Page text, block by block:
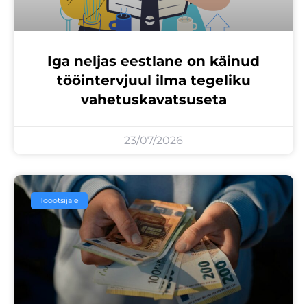
Iga neljas eestlane on käinud
tööintervjuul ilma tegeliku
vahetuskavatsuseta
23/07/2026
Tööotsijale